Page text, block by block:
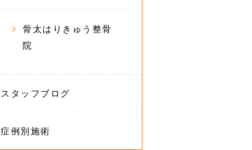
骨太はりきゅう整骨
院
スタッフブログ
症例別施術